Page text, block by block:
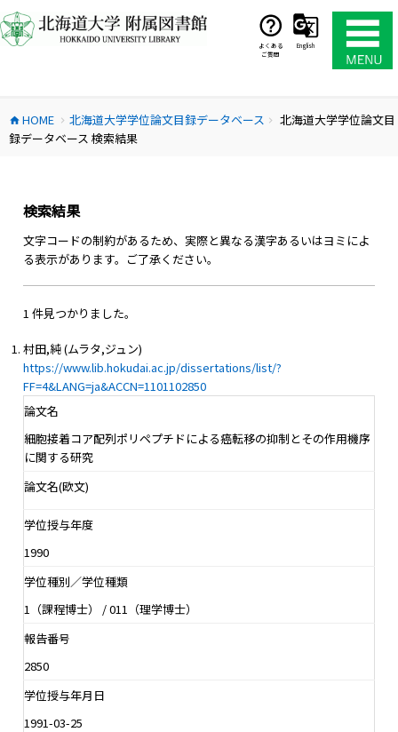
ン
テ
ス
キ
よくある
ご質問
English
home HOME chevron_right 北海道大学学位論文目録データベース chevron_right
北海道大学学位論文目
録データベース 検索結果
検索結果
文字コードの制約があるため、実際と異なる漢字あるいはヨミによ
る表示があります。ご了承ください。
1 件見つかりました。
村田,純 (ムラタ,ジュン)
https://www.lib.hokudai.ac.jp/dissertations/list/?
FF=4&LANG=ja&ACCN=1101102850
論文名
細胞接着コア配列ポリペプチドによる癌転移の抑制とその作用機序
に関する研究
論文名(欧文)
学位授与年度
1990
学位種別／学位種類
1（課程博士） / 011（理学博士）
報告番号
2850
学位授与年月日
1991-03-25